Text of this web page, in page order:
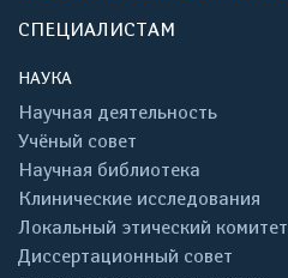
СПЕЦИАЛИСТАМ
НАУКА
Научная деятельность
Учёный совет
Научная библиотека
Клинические исследования
Локальный этический комитет
Диссертационный совет